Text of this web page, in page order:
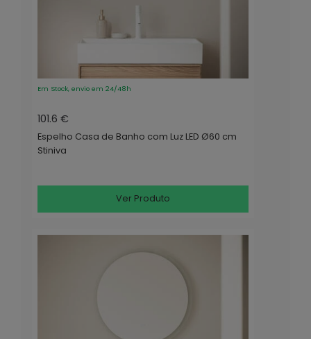
Em Stock, envio em 24/48h
101.6 €
Espelho Casa de Banho com Luz LED Ø60 cm
Stiniva
Ver Produto